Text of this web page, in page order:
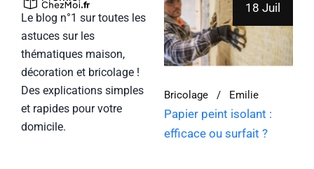
Le blog n°1 sur toutes les
astuces sur les
thématiques maison,
décoration et bricolage !
Des explications simples
et rapides pour votre
domicile.
18 Juil
Bricolage Emilie
Papier peint isolant :
efficace ou surfait ?